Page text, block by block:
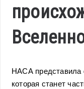
НАСА представила
которая станет